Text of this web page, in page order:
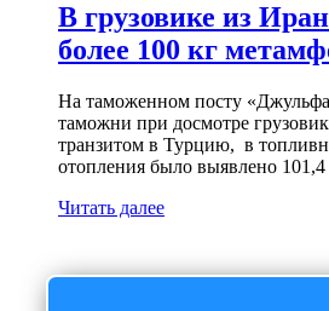
В грузовике из
более 100 кг
На таможенном посту
таможни при досмотре
транзитом в Турцию, в
отопления было выявлено
Читать далее